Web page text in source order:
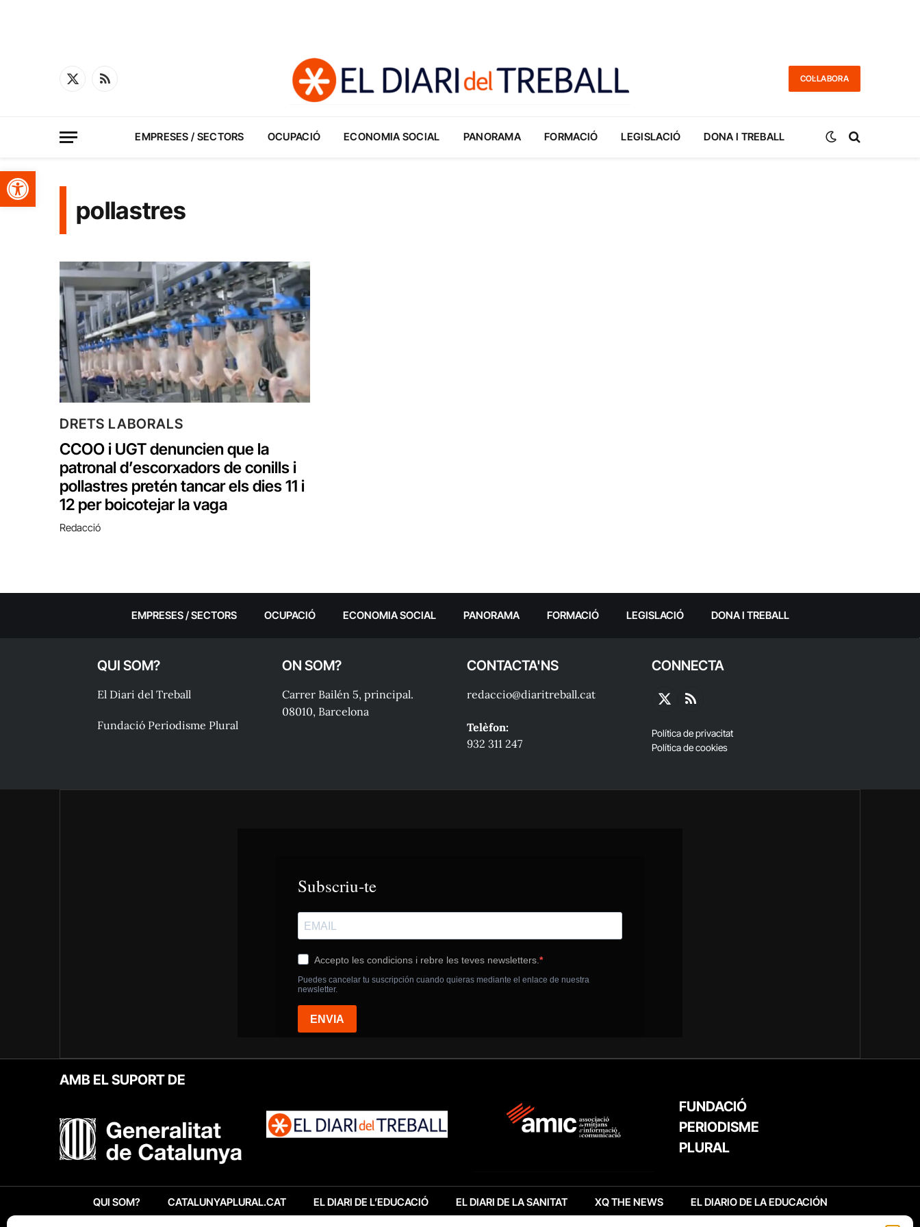
Obre la barra d'eines
X
RSS
COL·LABORA
EMPRESES / SECTORS OCUPACIÓ ECONOMIA SOCIAL PANORAMA FORMACIÓ LEGISLACIÓ DONA I TREBALL
pollastres
DRETS LABORALS
CCOO i UGT denuncien que la
patronal d’escorxadors de conills i
pollastres pretén tancar els dies 11 i
12 per boicotejar la vaga
Redacció
EMPRESES / SECTORS OCUPACIÓ ECONOMIA SOCIAL PANORAMA FORMACIÓ LEGISLACIÓ DONA I TREBALL
QUI SOM?
El Diari del Treball
Fundació Periodisme Plural
ON SOM?
Carrer Bailén 5, principal.
08010, Barcelona
CONTACTA'NS
redaccio@diaritreball.cat
Telèfon:
932 311 247
CONNECTA
X
RSS
Política de privacitat
Política de cookies
AMB EL SUPORT DE
FUNDACIÓ
PERIODISME
PLURAL
QUI SOM? CATALUNYAPLURAL.CAT EL DIARI DE L’EDUCACIÓ EL DIARI DE LA SANITAT XQ THE NEWS EL DIARIO DE LA EDUCACIÓN